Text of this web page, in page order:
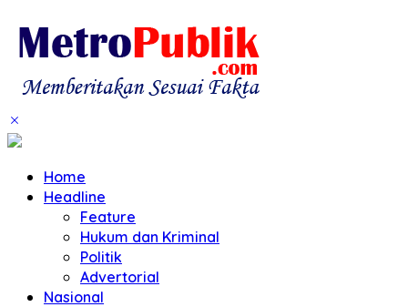
Home
Headline
Feature
Hukum dan Kriminal
Politik
Advertorial
Nasional